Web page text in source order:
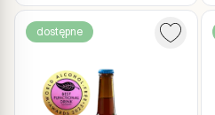
dostępne